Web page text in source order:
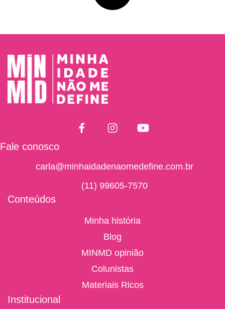
Fale conosco
carla@minhaidadenaomedefine.com.br
(11) 99605-7570
Conteúdos
Minha história
Blog
MINMD opinião
Colunistas
Materiais Ricos
Institucional